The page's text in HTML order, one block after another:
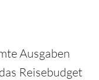
Ausgaben
Reisebudget